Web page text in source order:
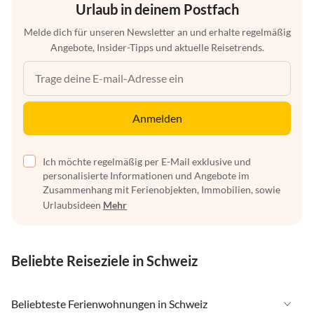
Urlaub in deinem Postfach
Melde dich für unseren Newsletter an und erhalte regelmäßig
Angebote, Insider-Tipps und aktuelle Reisetrends.
Anmelden
Ich möchte regelmäßig per E-Mail exklusive und
personalisierte Informationen und Angebote im
Zusammenhang mit Ferienobjekten, Immobilien, sowie
Urlaubsideen Mehr
Beliebte Reiseziele in Schweiz
Beliebteste Ferienwohnungen in Schweiz